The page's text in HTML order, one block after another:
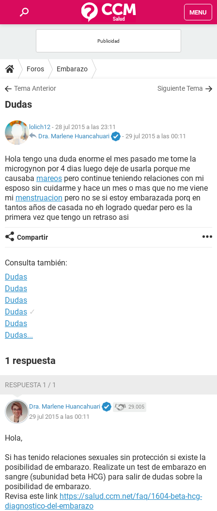
MENU
FOROS
SALUD
NUTRICIÓN
BIENESTAR
SEXUALIDAD
GLOSARIO
Foros Embarazo
Tema Anterior Siguiente Tema
Dudas
lolich12 - 28 jul 2015 a las 23:11
Dra. Marlene Huancahuari
- 29 jul 2015 a las 00:11
Hola tengo una duda enorme el mes pasado me tome la
microgynon por 4 dias luego deje de usarla porque me
causaba mareos pero continue teniendo relaciones con mi
esposo sin cuidarme y hace un mes o mas que no me viene
mi menstruacion pero no se si estoy embarazada porq en
tantos años de casada no eh logrado quedar pero es la
primera vez que tengo un retraso asi
Compartir
Consulta también:
Dudas
Dudas
Dudas
Dudas ✓
Dudas
Dudas...
1 respuesta
RESPUESTA 1 / 1
Dra. Marlene Huancahuari 29.005
29 jul 2015 a las 00:11
Hola,
Si has tenido relaciones sexuales sin protección si existe la
posibilidad de embarazo. Realizate un test de embarazo en
sangre (subunidad beta HCG) para salir de dudas sobre la
posibilidad de embarazo.
Revisa este link https://salud.ccm.net/faq/1604-beta-hcg-
diagnostico-del-embarazo